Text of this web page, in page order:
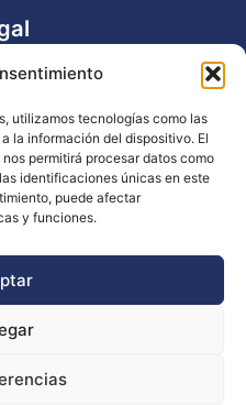
utilizamos tecnologías como las
la información del dispositivo. El
permitirá procesar datos como
identificaciones únicas en este
puede afectar
y funciones.
legal
accesibilidad
(UE)